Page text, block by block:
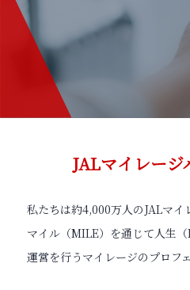
JALマイレージ
私たちは約4,000万人のJALマイ
マイル（MILE）を通じて人生
運営を行うマイレージのプロフ